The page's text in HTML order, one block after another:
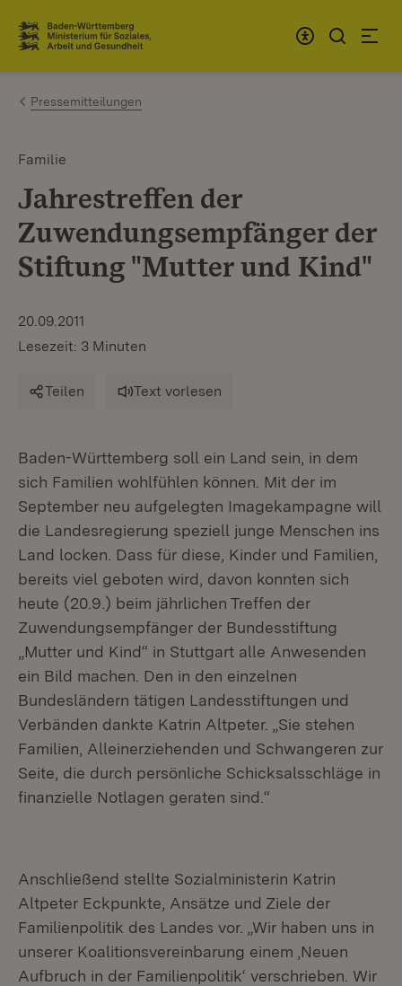
Zum Inhalt springen
Link zur Startseite
Pressemitteilungen
Familie
Jahrestreffen der
Zuwendungsempfänger der
Stiftung "Mutter und Kind"
20.09.2011
Lesezeit: 3 Minuten
Teilen Text vorlesen
Baden-Württemberg soll ein Land sein, in dem
sich Familien wohlfühlen können. Mit der im
September neu aufgelegten Imagekampagne will
die Landesregierung speziell junge Menschen ins
Land locken. Dass für diese, Kinder und Familien,
bereits viel geboten wird, davon konnten sich
heute (20.9.) beim jährlichen Treffen der
Zuwendungsempfänger der Bundesstiftung
„Mutter und Kind“ in Stuttgart alle Anwesenden
ein Bild machen. Den in den einzelnen
Bundesländern tätigen Landesstiftungen und
Verbänden dankte Katrin Altpeter. „Sie stehen
Familien, Alleinerziehenden und Schwangeren zur
Seite, die durch persönliche Schicksalsschläge in
finanzielle Notlagen geraten sind.“
Anschließend stellte Sozialministerin Katrin
Altpeter Eckpunkte, Ansätze und Ziele der
Familienpolitik des Landes vor. „Wir haben uns in
unserer Koalitionsvereinbarung einem ‚Neuen
Aufbruch in der Familienpolitik‘ verschrieben. Wir